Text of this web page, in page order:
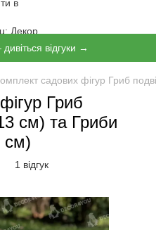
відгуки →
садових фігур Гриб
Гриб
см) та Гриби
см)
1 відгук